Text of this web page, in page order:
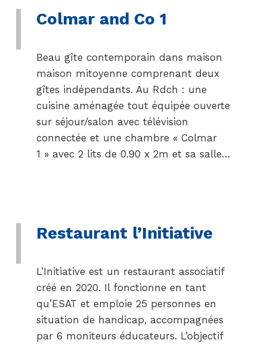
Colmar and Co 1
Beau gîte contemporain dans maison
maison mitoyenne comprenant deux
gîtes indépendants. Au Rdch : une
cuisine aménagée tout équipée ouverte
sur séjour/salon avec télévision
connectée et une chambre « Colmar
1 » avec 2 lits de 0.90 x 2m et sa salle…
Restaurant l’Initiative
L’Initiative est un restaurant associatif
créé en 2020. Il fonctionne en tant
qu’ESAT et emploie 25 personnes en
situation de handicap, accompagnées
par 6 moniteurs éducateurs. L’objectif